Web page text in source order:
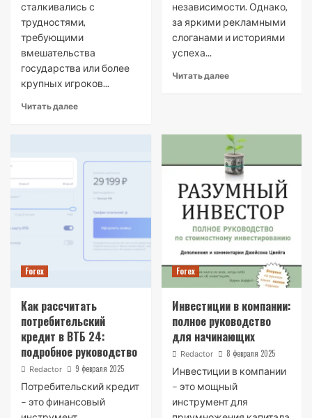
сталкивались с
трудностями,
требующими
вмешательства
государства или более
крупных игроков...
Читать далее
независимости. Однако,
за яркими рекламными
слоганами и историями
успеха...
Читать далее
Forex
Как рассчитать
потребительский
кредит в ВТБ 24:
подробное руководство
Redactor 9 февраля 2025
Потребительский кредит
– это финансовый
Forex
Инвестиции в компании:
полное руководство
для начинающих
Redactor 8 февраля 2025
Инвестиции в компании
– это мощный
инструмент для